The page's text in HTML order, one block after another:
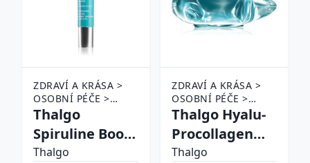
ZDRAVÍ A KRÁSA >
OSOBNÍ PÉČE >
KOSMETIKA > PÉČE
O PLEŤ
Thalgo
Spiruline Boost
Energizing Eye
Thalgo
ZDRAVÍ A KRÁSA >
OSOBNÍ PÉČE >
KOSMETIKA > PÉČE
O PLEŤ
Thalgo Hyalu-
Procollagen
Wrinkle
Thalgo